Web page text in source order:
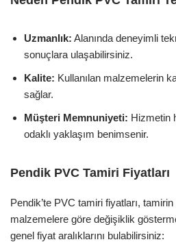
Uzmanlık: Alanında deneyimli
sonuçlara ulaşabilirsiniz.
Kalite: Kullanılan malzemelerin
sağlar.
Müşteri Memnuniyeti: Hizmetin
odaklı yaklaşım benimsenir.
Pendik PVC Tamiri Fiyatları
Pendik’te PVC tamiri fiyatları,
malzemelere göre değişiklik
genel fiyat aralıklarını bulabilirsiniz: